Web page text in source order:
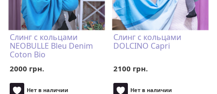
Слинг с кольцами
NEOBULLE Bleu Denim
Coton Bio
2000 грн.
Нет в наличии
Слинг с кольцами
DOLCINO Capri
2100 грн.
Нет в наличии